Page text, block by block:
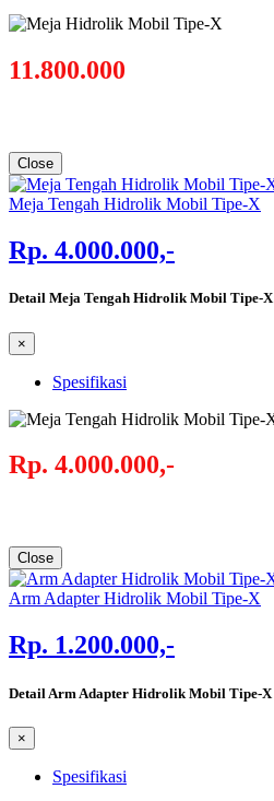
11.800.000
Close
Meja Tengah Hidrolik Mobil Tipe-X
Rp. 4.000.000,-
Detail Meja Tengah Hidrolik Mobil Tipe-X
×
Spesifikasi
Rp. 4.000.000,-
Close
Arm Adapter Hidrolik Mobil Tipe-X
Rp. 1.200.000,-
Detail Arm Adapter Hidrolik Mobil Tipe-X
×
Spesifikasi